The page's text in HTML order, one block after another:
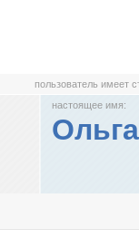
пользователь имеет
настоящее имя:
Ольга